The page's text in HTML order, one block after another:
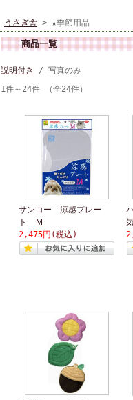
うさぎ舎 > ★季節用品
商品一覧
説明付き
/ 写真のみ
1件～24件 （全24件）
サンコー 涼感プレー
ト Ｍ
2,475円 (税込)